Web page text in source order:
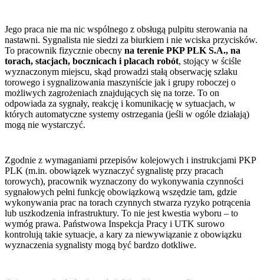
Jego praca nie ma nic wspólnego z obsługą pulpitu sterowania na
nastawni. Sygnalista nie siedzi za biurkiem i nie wciska przycisków.
To pracownik fizycznie obecny na terenie PKP PLK S.A., na
torach, stacjach, bocznicach i placach robót, stojący w ściśle
wyznaczonym miejscu, skąd prowadzi stałą obserwację szlaku
torowego i sygnalizowania maszyniście jak i grupy roboczej o
możliwych zagrożeniach znajdujących się na torze. To on
odpowiada za sygnały, reakcję i komunikację w sytuacjach, w
których automatyczne systemy ostrzegania (jeśli w ogóle działają)
mogą nie wystarczyć.
Zgodnie z wymaganiami przepisów kolejowych i instrukcjami PKP
PLK (m.in. obowiązek wyznaczyć sygnalistę przy pracach
torowych), pracownik wyznaczony do wykonywania czynności
sygnałowych pełni funkcję obowiązkową wszędzie tam, gdzie
wykonywania prac na torach czynnych stwarza ryzyko potrącenia
lub uszkodzenia infrastruktury. To nie jest kwestia wyboru – to
wymóg prawa. Państwowa Inspekcja Pracy i UTK surowo
kontrolują takie sytuacje, a kary za niewywiązanie z obowiązku
wyznaczenia sygnalisty mogą być bardzo dotkliwe.